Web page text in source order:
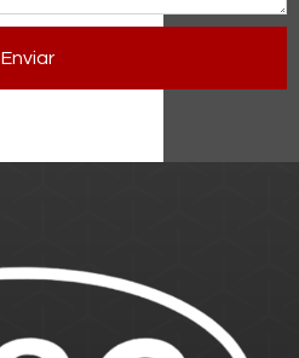
Enviar